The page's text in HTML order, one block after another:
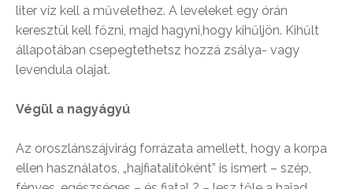
liter víz kell a művelethez. A leveleket egy órán
keresztül kell főzni, majd hagyni,hogy kihűljön. Kihűlt
állapotában csepegtethetsz hozzá zsálya- vagy
levendula olajat.
Végül a nagyágyú
Az oroszlánszájvirág forrázata amellett, hogy a korpa
ellen használatos, „hajfiatalítóként” is ismert – szép,